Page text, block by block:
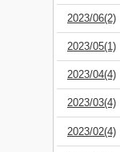
2023/06(2)
2023/05(1)
2023/04(4)
2023/03(4)
2023/02(4)